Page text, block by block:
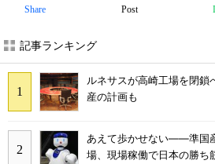
Share Post
記事ランキング
ルネサスが高崎工場を閉鎖
産の計画も
あえて歩かせない――準国
場、現場稼働で日本の勝ち